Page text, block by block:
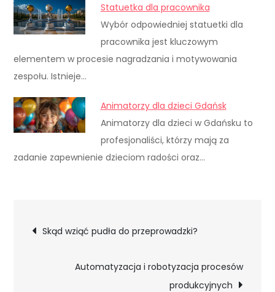
Statuetka dla pracownika
Wybór odpowiedniej statuetki dla
pracownika jest kluczowym
elementem w procesie nagradzania i motywowania
zespołu. Istnieje…
Animatorzy dla dzieci Gdańsk
Animatorzy dla dzieci w Gdańsku to
profesjonaliści, którzy mają za
zadanie zapewnienie dzieciom radości oraz…
Nawigacja
wpisu
Skąd wziąć pudła do przeprowadzki?
Automatyzacja i robotyzacja procesów
produkcyjnych